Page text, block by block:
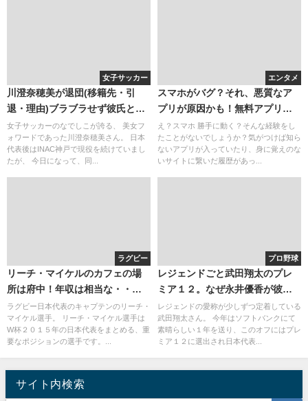
女子サッカー
川澄奈穂美が退団(移籍先・引
退・理由)ブラブラせず彼氏と結
婚？アメブロ(ブログ)が面白い！
女子サッカーのなでしこが誇る、 美女フ
ォワードであった川澄奈穂美さん。 日本
代表後はINAC神戸で現役を続けていまし
たが、 今日になって、同...
エンタメ
スマホがバグ？それ、悪質なア
プリが原因かも！無料アプリの
落とし穴とその対策
え？スマホ 勝手に動く？そんな経験をし
たことがないでしょうか？気がつけば知ら
ないアプリが入っていたり、身に覚えのな
いサイトに繋いだ履歴があっ...
ラグビー
リーチ・マイケルのカフェの場
所は府中！年収は相当な・・・
失敗して号泣するなよ！
ラグビー日本代表のキャプテンのリーチ・
マイケル選手。 リーチ・マイケル選手は
W杯２０１５年の日本代表をまとめる、重
要なポジションの選手です。...
プロ野球
レジェンドごと武田翔太のプレ
ミア１２。なぜ永井優香が彼女
と言われたのか・・・。鋭いカ
ーブはメジャーで通用する？
レジェンドの愛称が少しずつ定着している
武田翔太さん。 今年はソフトバンクにて
素晴らしい１年を送り、このオフにはプレ
ミア１２に選出され日本代表...
サイト内検索